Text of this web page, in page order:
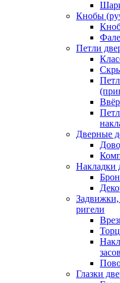
Кнобы
Петли
Дверные
Накладки
ригели
Глазки